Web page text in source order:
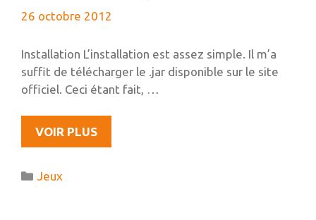
26 octobre 2012
Installation L’installation est assez simple. Il m’a
suffit de télécharger le .jar disponible sur le site
officiel. Ceci étant fait, …
VOIR PLUSRÉSOUDRE
LE
Catégories
Jeux